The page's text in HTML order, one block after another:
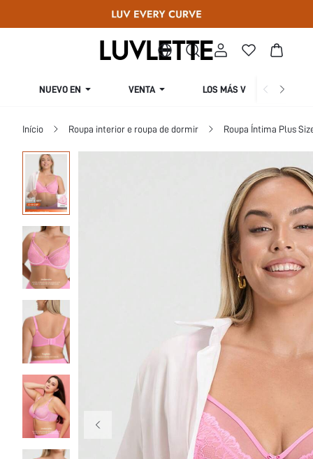
NUEVO EN VENTA LOS MÁS VENDIDOS
Início Roupa interior e roupa de dormir Roupa Íntima Plus